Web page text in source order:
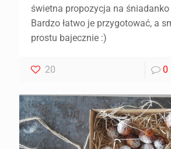
świetna propozycja na
Bardzo łatwo je przygotować, a
prostu bajecznie :)
20 0